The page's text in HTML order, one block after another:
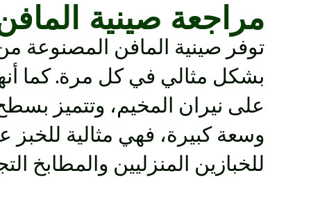
مراجعة صينية
توفر صينية المافن المصنوعة
بشكل مثالي في كل مرة. كما
على نيران المخيم، وتتميز
وسعة كبيرة، فهي مثالية للخبز
للخبازين المنزليين والمطابخ